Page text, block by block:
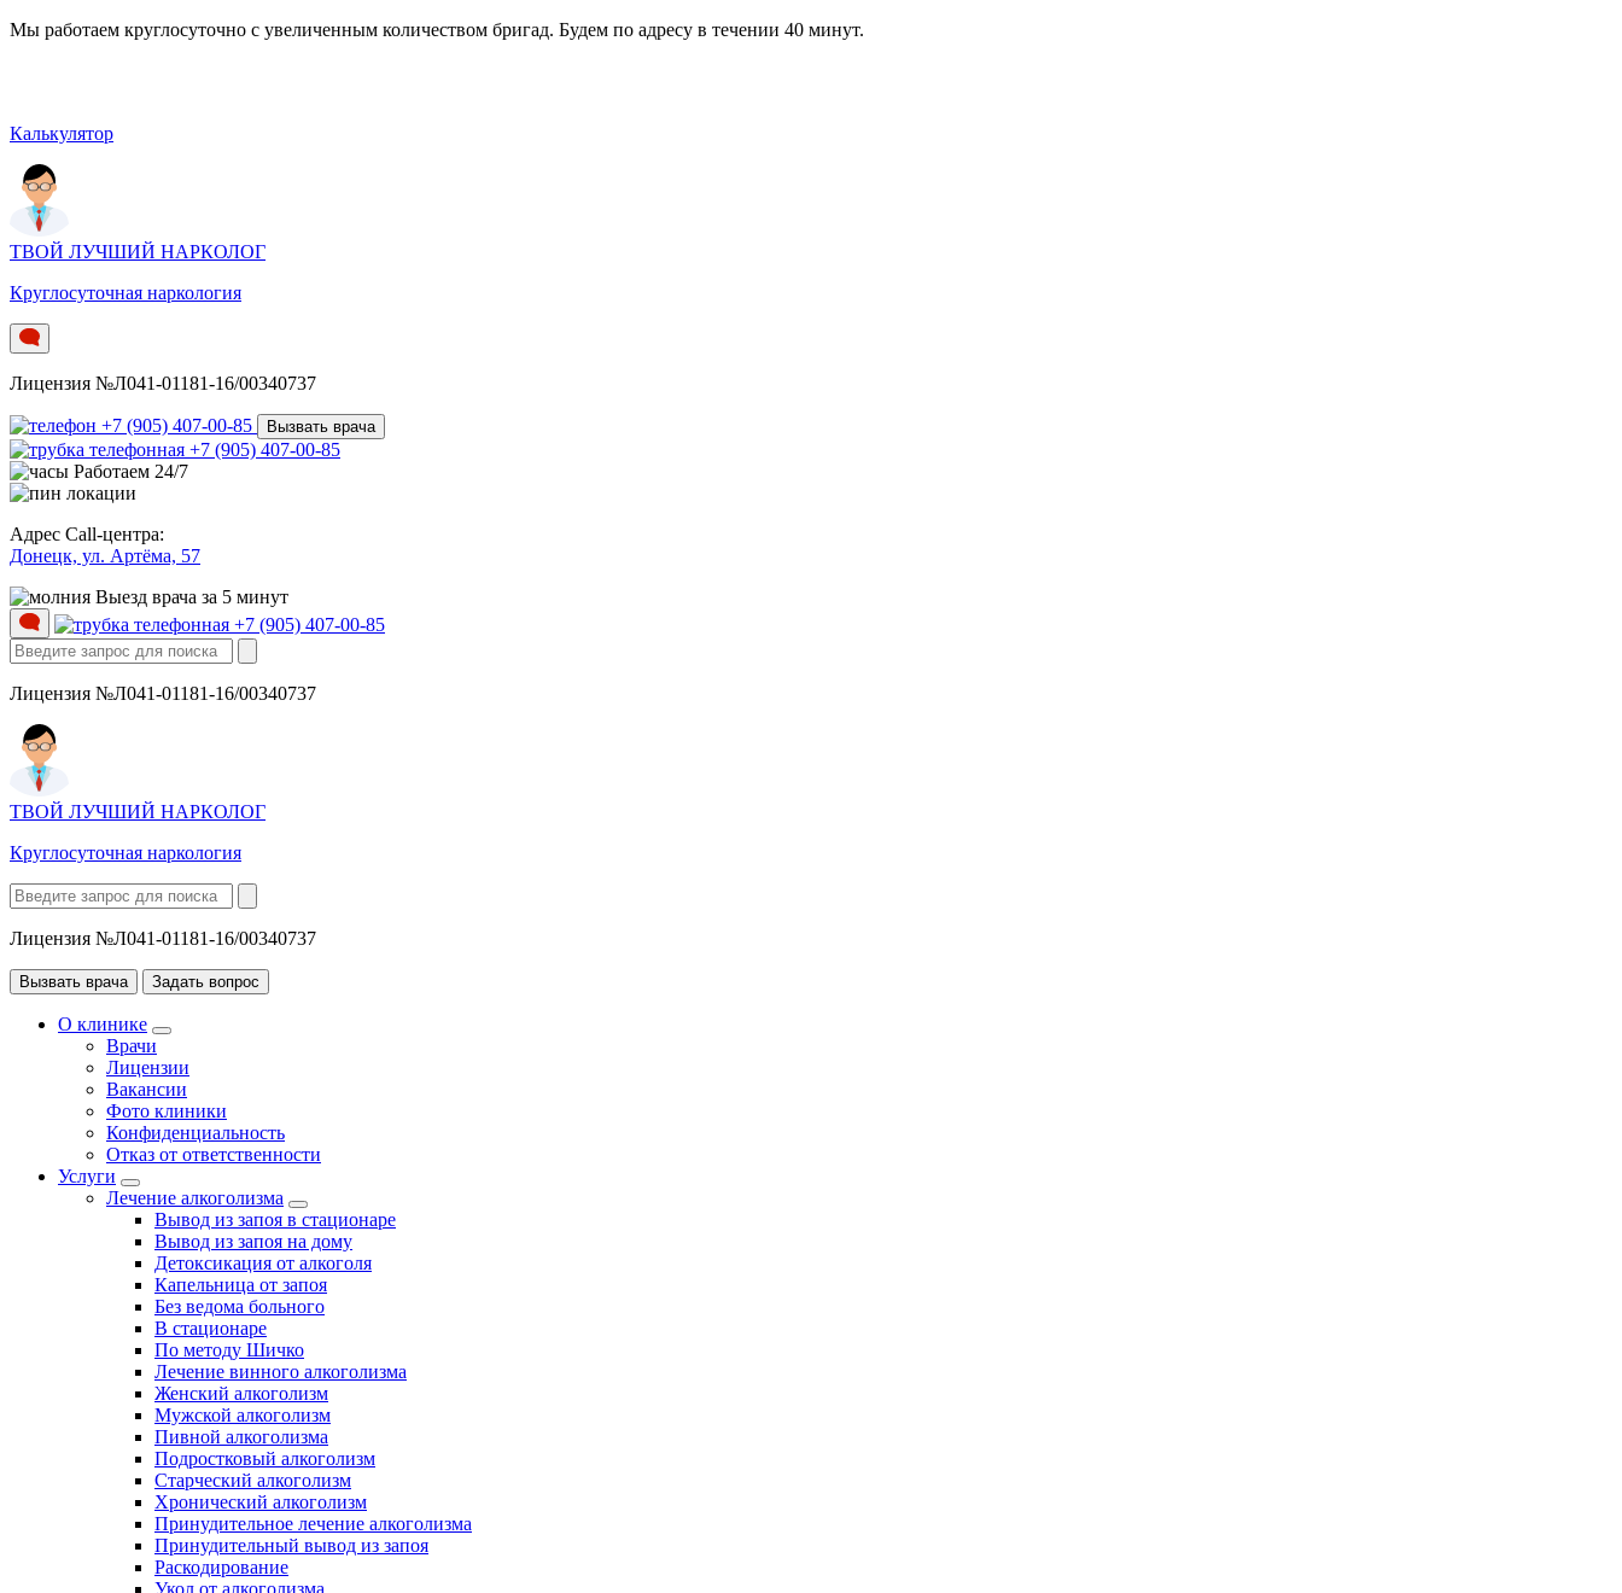
Мы работаем круглосуточно c увеличенным количеством бригад. Будем по адресу в течении 40 минут.
Калькулятор
ТВОЙ ЛУЧШИЙ НАРКОЛОГ
Круглосуточная наркология
Лицензия №Л041-01181-16/00340737
+7 (905) 407-00-85 Вызвать врача
+7 (905) 407-00-85
Работаем 24/7
Адрес Call-центра:
Донецк, ул. Артёма, 57
Выезд врача за 5 минут
+7 (905) 407-00-85
Лицензия №Л041-01181-16/00340737
ТВОЙ ЛУЧШИЙ НАРКОЛОГ
Круглосуточная наркология
Лицензия №Л041-01181-16/00340737
Вызвать врача Задать вопрос
О клинике
Врачи
Лицензии
Вакансии
Фото клиники
Конфиденциальность
Отказ от ответственности
Услуги
Лечение алкоголизма
Вывод из запоя в стационаре
Вывод из запоя на дому
Детоксикация от алкоголя
Капельница от запоя
Без ведома больного
В стационаре
По методу Шичко
Лечение винного алкоголизма
Женский алкоголизм
Мужской алкоголизм
Пивной алкоголизма
Подростковый алкоголизм
Старческий алкоголизм
Хронический алкоголизм
Принудительное лечение алкоголизма
Принудительный вывод из запоя
Раскодирование
Укол от алкоголизма